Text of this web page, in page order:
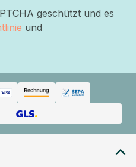
geschützt und es
und